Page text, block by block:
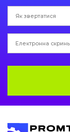
Захист (ковша,
Пальці та Втулки
Гідравліка
написати
листа